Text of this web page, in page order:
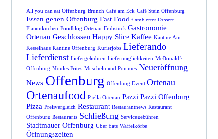
All you can eat Offenburg Brunch Café am Eck Café Stein Offenburg
Essen gehen Offenburg Fast Food flambiertes Dessert
Flammkuchen Foodblog Ortenau Frühstück Gastronomie
Ortenau Geschlossen Happy Slice Kaffee Kantine Am
Kesselhaus Kantine Offenburg Kurierjobs Lieferando
Lieferdienst Liefergebühren Liefermöglichkeiten McDonald’s
Offenburg Moules Frites Muscheln und Pommes Neueröffnung
News Offenburg Offenburg Event Ortenau
Ortenaufood Paella Ortenau Pazzi Pazzi Offenburg
Pizza Preisvergleich Restaurant Restaurantnews Restaurant
Offenburg Restaurants Schließung Servicegebühren
Stadtmauer Offenburg Uber Eats Waffelkörbe
Öffnungszeiten